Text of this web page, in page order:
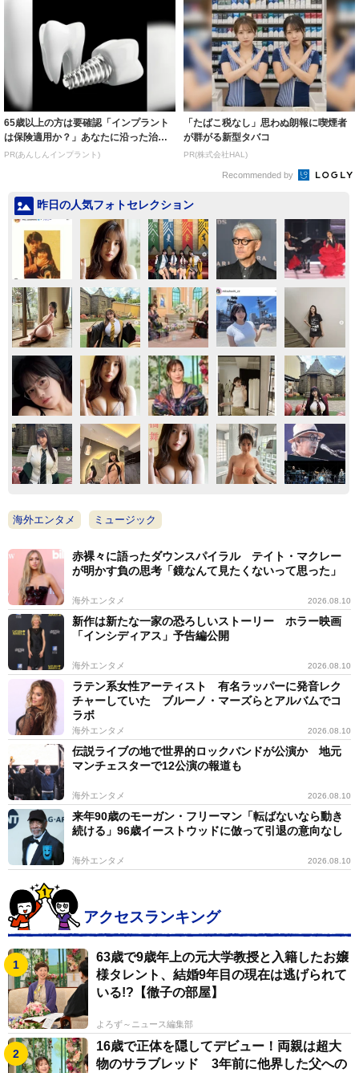
65歳以上の方は要確認「インプラント
は保険適用か？」あなたに沿った治療
法や費用を...
PR(あんしんインプラント)
「たばこ税なし」思わぬ朗報に喫煙者
が群がる新型タバコ
PR(株式会社HAL)
Recommended by
昨日の人気フォトセレクション
海外エンタメ ミュージック
赤裸々に語ったダウンスパイラル テイト・マクレー
が明かす負の思考「鏡なんて見たくないって思った」
海外エンタメ 2026.08.10
新作は新たな一家の恐ろしいストーリー ホラー映画
「インシディアス」予告編公開
海外エンタメ 2026.08.10
ラテン系女性アーティスト 有名ラッパーに発音レク
チャーしていた ブルーノ・マーズらとアルバムでコ
ラボ
海外エンタメ 2026.08.10
伝説ライブの地で世界的ロックバンドが公演か 地元
マンチェスターで12公演の報道も
海外エンタメ 2026.08.10
来年90歳のモーガン・フリーマン「転ばないなら動き
続ける」96歳イーストウッドに倣って引退の意向なし
海外エンタメ 2026.08.10
アクセスランキング
63歳で9歳年上の元大学教授と入籍したお嬢
様タレント、結婚9年目の現在は逃げられて
いる!?【徹子の部屋】
よろず～ニュース編集部
16歳で正体を隠してデビュー！両親は超大
物のサラブレッド 3年前に他界した父への